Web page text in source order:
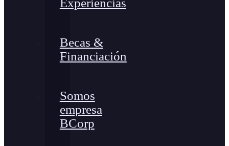
Experiencias
Becas &
Financiación
Somos
empresa
BCorp